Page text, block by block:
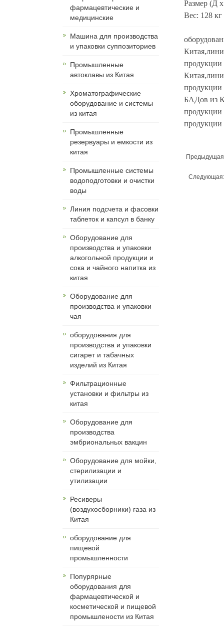
фармацевтические и
медицинские
Машина для производства
и упаковки суппозиториев
Промышленные
автоклавы из Китая
Хроматографические
оборудование и системы
из китая
Промышленные
резервуары и емкости из
китая
Промышленные системы
водоподготовки и очистки
воды
Линия подсчета и фасовки
таблеток и капсул в банку
Оборудование для
производства и упаковки
алкогольной продукции и
сока и чайного напитка из
китая
Оборудование для
производства и упаковки
чая
оборудования для
производства и упаковки
сигарет и табачных
изделий из Китая
Фильтрационные
установки и фильтры из
китая
Оборудование для
производства
эмбриональных вакцин
Оборудование для мойки,
стерилизации и
утилизации
Ресиверы
(воздухосборники) газа из
Китая
оборудование для
пищевой
промышленности
Попурярные
оборудования для
фармацевтической и
косметической и пищевой
промышлености из Китая
Размер (Д
Вес: 128 кг
продукции
продукции
БАДов из
продукции
продукции
Следующая: